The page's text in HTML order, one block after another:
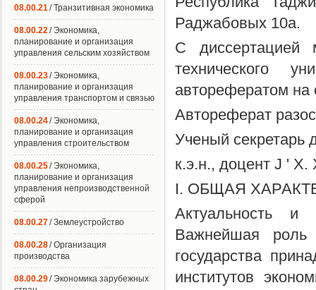
Раджабовых 10а.
С диссертацией
технического
авторефератом на
Автореферат
Ученый секретарь
к.э.н., доцент J '
I. ОБЩАЯ
Актуальность и
Важнейшая роль
государства
институтов
08.00.21/ Транзитивная экономика
08.00.22/ Экономика,
планирование и организация
управления сельским хозяйством
08.00.23/ Экономика,
планирование и организация
управления транспортом и связью
08.00.24/ Экономика,
планирование и организация
управления строительством
08.00.25/ Экономика,
планирование и организация
управления непроизводственной
сферой
08.00.27/ Землеустройство
08.00.28/ Организация
производства
08.00.29/ Экономика зарубежных